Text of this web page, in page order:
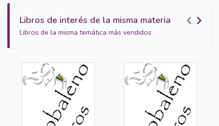
Libros de interés de la misma materia
Libros de la misma temática más vendidos